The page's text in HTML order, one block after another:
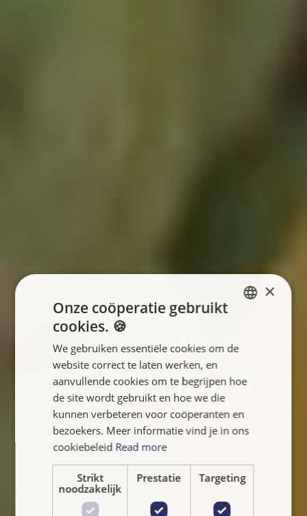
FRANÇAIS
NEDERLANDS
×
Onze coöperatie gebruikt
cookies. 🍪
We gebruiken essentiële cookies om de
website correct te laten werken, en
aanvullende cookies om te begrijpen hoe
de site wordt gebruikt en hoe we die
kunnen verbeteren voor coöperanten en
bezoekers. Meer informatie vind je in ons
cookiebeleid Read more
Strikt
noodzakelijk
Prestatie Targeting